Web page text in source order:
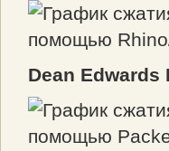
Dean Edwards